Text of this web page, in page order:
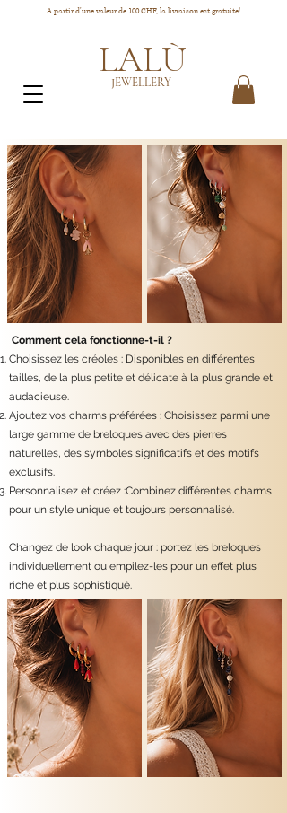
A partir d'une valeur de 100 CHF, la livraison est gratuite!
LALÙ
JEWELLERY
Comment cela fonctionne-t-il ?
Choisissez les créoles : Disponibles en différentes
tailles, de la plus petite et délicate à la plus grande et
audacieuse.
Ajoutez vos charms préférées : Choisissez parmi une
large gamme de breloques avec des pierres
naturelles, des symboles significatifs et des motifs
exclusifs.
Personnalisez et créez :Combinez différentes charms
pour un style unique et toujours personnalisé.
Changez de look chaque jour : portez les breloques
individuellement ou empilez-les pour un effet plus
riche et plus sophistiqué.